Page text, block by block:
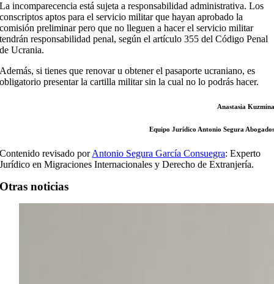
La incomparecencia está sujeta a responsabilidad administrativa. Los
conscriptos aptos para el servicio militar que hayan aprobado la
comisión preliminar pero que no lleguen a hacer el servicio militar
tendrán responsabilidad penal, según el artículo 355 del Código Penal
de Ucrania.
Además, si tienes que renovar u obtener el pasaporte ucraniano, es
obligatorio presentar la cartilla militar sin la cual no lo podrás hacer.
Anastasia Kuzmina
Equipo Jurídico Antonio Segura Abogados
Contenido revisado porAntonio Segura García Consuegra: Experto
Jurídico en Migraciones Internacionales y Derecho de Extranjería.
Otras noticias